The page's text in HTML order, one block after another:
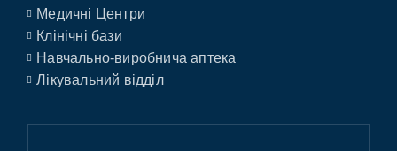
Медичні Центри
Клінічні бази
Навчально-виробнича аптека
Лікувальний відділ